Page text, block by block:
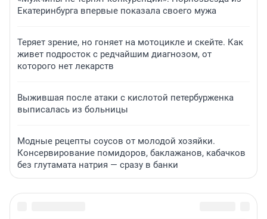
Екатеринбурга впервые показала своего мужа
Теряет зрение, но гоняет на мотоцикле и скейте. Как
живет подросток с редчайшим диагнозом, от
которого нет лекарств
Выжившая после атаки с кислотой петербурженка
выписалась из больницы
Модные рецепты соусов от молодой хозяйки.
Консервирование помидоров, баклажанов, кабачков
без глутамата натрия — сразу в банки